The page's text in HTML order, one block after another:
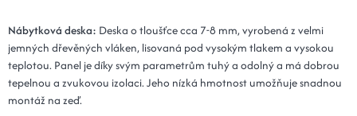
Nábytková deska: Deska o tloušťce cca 7-8 mm, vyrobená z velmi
jemných dřevěných vláken, lisovaná pod vysokým tlakem a vysokou
teplotou. Panel je díky svým parametrům tuhý a odolný a má dobrou
tepelnou a zvukovou izolaci. Jeho nízká hmotnost umožňuje snadnou
montáž na zeď.